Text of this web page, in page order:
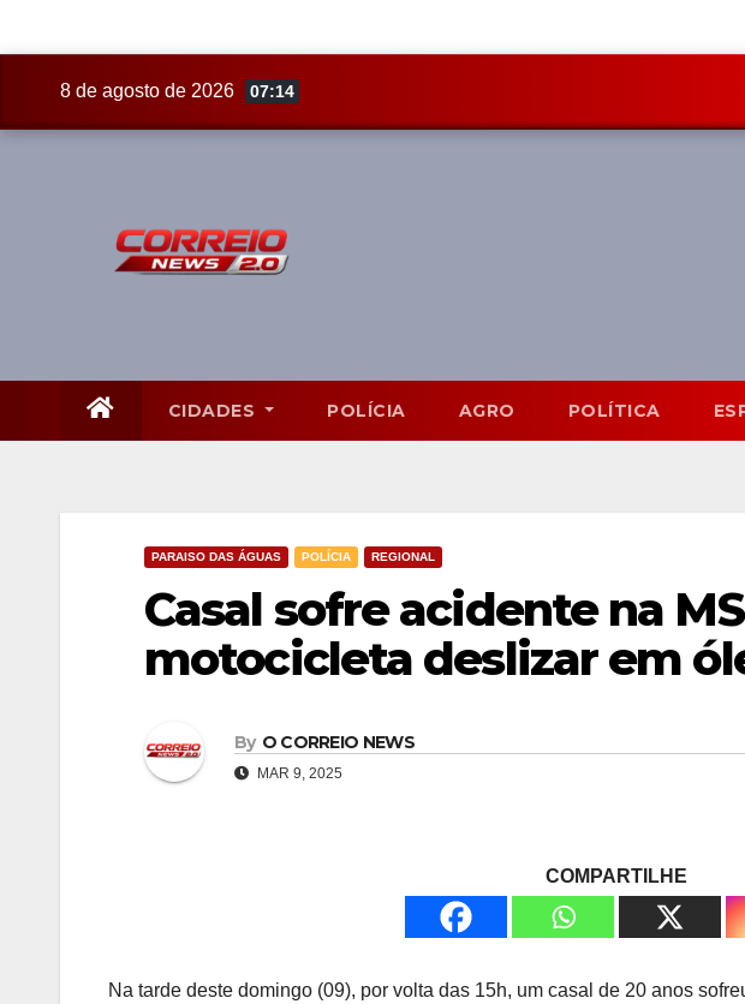
8 de agosto de 2026 07:14
CIDADES POLÍCIA AGRO POLÍTICA
PARAISO DAS ÁGUAS POLÍCIA REGIONAL
Casal sofre acidente na
motocicleta deslizar em
By O CORREIO NEWS
MAR 9, 2025
COMPARTILHE
Na tarde deste domingo (09), por volta das 15h, um casal de 20 anos